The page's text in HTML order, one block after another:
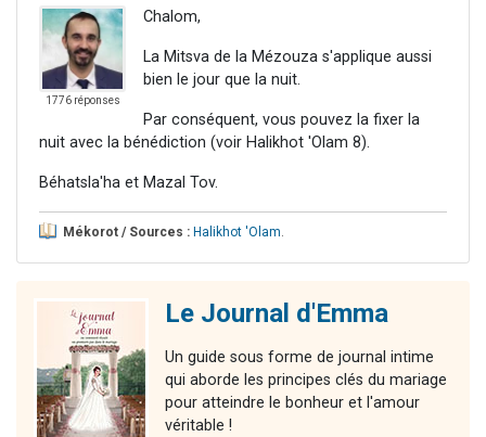
1776 réponses
Chalom,
La Mitsva de la Mézouza s'applique aussi
bien le jour que la nuit.
Par conséquent, vous pouvez la fixer la
nuit avec la bénédiction (voir Halikhot 'Olam 8).
Béhatsla'ha et Mazal Tov.
Mékorot / Sources : Halikhot 'Olam.
Le Journal d'Emma
Un guide sous forme de journal intime
qui aborde les principes clés du mariage
pour atteindre le bonheur et l'amour
véritable !